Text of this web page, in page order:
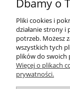
Dbamy o
Pliki cookies i
działanie strony
potrzeb. Możesz
wszystkich tych
plików do swoich
Więcej o plikach
prywatności.